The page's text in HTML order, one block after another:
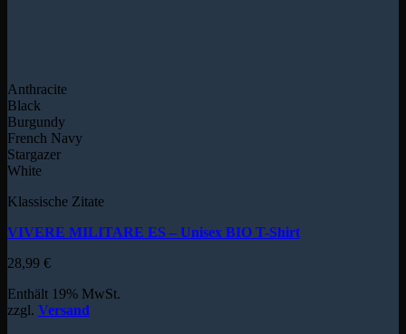
Anthracite
Black
Burgundy
French Navy
Stargazer
White
Klassische Zitate
VIVERE MILITARE ES – Unisex BIO T-Shirt
28,99 €
Enthält 19% MwSt.
zzgl. Versand